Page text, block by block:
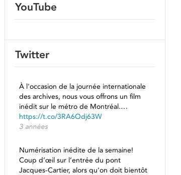
YouTube
Twitter
À l'occasion de la journée internationale
des archives, nous vous offrons un film
inédit sur le métro de Montréal.…
https://t.co/3RA6Odj63W
3 années
Numérisation inédite de la semaine!
Coup d’œil sur l’entrée du pont
Jacques-Cartier, alors qu'on doit bientôt